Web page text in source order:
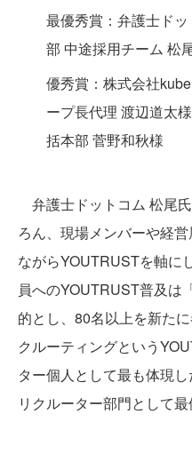
最優秀賞：弁護士ド
部 中途採用チーム 松
優秀賞：株式会社
ープ長代理 渡辺道太
括本部 菅野和秋様
弁護士ドットコム 松尾
ろん、現場メンバーや経
ながらYOUTRUSTを軸に
員へのYOUTRUST普及は
的とし、80名以上を新た
クルーティングという
ター個人として最も体現
リクルーター部門として最